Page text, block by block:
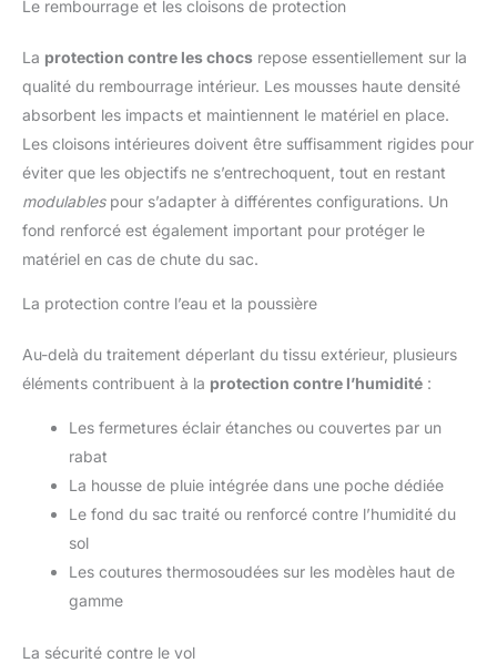
Le rembourrage et les cloisons de protection
La protection contre les chocs repose essentiellement sur la
qualité du rembourrage intérieur. Les mousses haute densité
absorbent les impacts et maintiennent le matériel en place.
Les cloisons intérieures doivent être suffisamment rigides pour
éviter que les objectifs ne s’entrechoquent, tout en restant
modulablespour s’adapter à différentes configurations. Un
fond renforcé est également important pour protéger le
matériel en cas de chute du sac.
La protection contre l’eau et la poussière
Au-delà du traitement déperlant du tissu extérieur, plusieurs
éléments contribuent à la protection contre l’humidité :
Les fermetures éclair étanches ou couvertes par un
rabat
La housse de pluie intégrée dans une poche dédiée
Le fond du sac traité ou renforcé contre l’humidité du
sol
Les coutures thermosoudées sur les modèles haut de
gamme
La sécurité contre le vol